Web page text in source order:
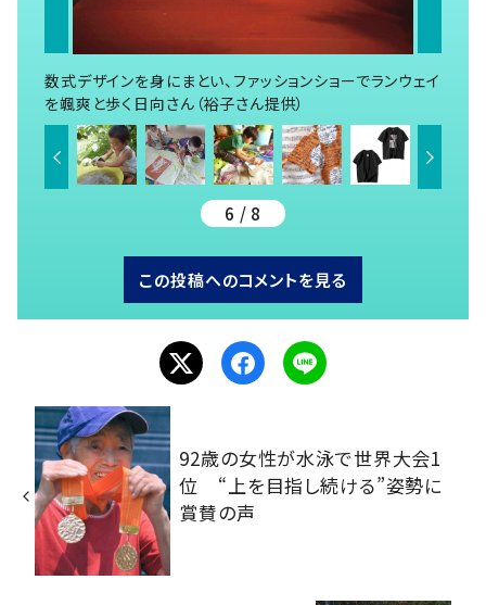
数式デザインを身にまとい、ファッションショーでランウェイ
を颯爽と歩く日向さん（裕子さん提供）
6 / 8
この投稿へのコメントを見る
92歳の女性が水泳で世界大会1
位 “上を目指し続ける”姿勢に
賞賛の声